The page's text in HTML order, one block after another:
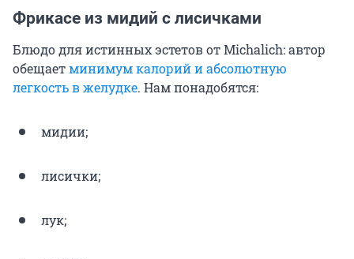
Фрикасе из мидий с лисичками
Блюдо для истинных эстетов от Michalich: автор
обещаетминимум калорий и абсолютную
легкость в желудке. Нам понадобятся:
мидии;
лисички;
лук;